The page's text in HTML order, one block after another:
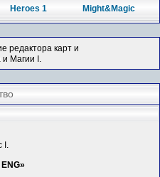
Heroes 1 Might&Magic
редактора карт и
Магии I.
I.